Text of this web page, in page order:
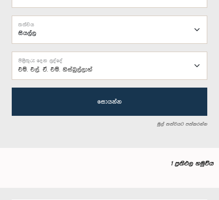
තත්වය
එම්. එල්. ඒ. එම්. හිස්බුල්ලාහ්
පිළිතුරු දෙන ලද්දේ
සොයන්න
මුල් තත්වයට පත්කරන්න
1 ප්‍රතිඵල හමුවිය